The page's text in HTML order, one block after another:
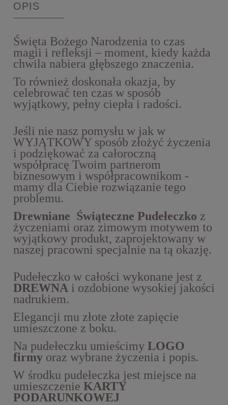
OPIS
Święta Bożego Narodzenia to czas
magii i refleksji – moment, kiedy każda
chwila nabiera głębszego znaczenia.
To również doskonała okazja, by
celebrować ten czas w sposób
wyjątkowy, pełny ciepła i radości.
Jeśli nie nasz pomysłu w jak w
WYJĄTKOWY sposób złożyć życzenia
i podziękować za całoroczną
współpracę Twoim partnerom
biznesowym i współpracownikom -
mamy dla Ciebie rozwiązanie tego
problemu.
Drewniane Świąteczne Pudełeczko z
życzeniami oraz zimowym motywem to
wyjątkowy produkt, zaprojektowany w
naszej pracowni specjalnie na tą okazję.
Pudełeczko w całości wykonane jest z
DREWNA i ozdobione wysokiej jakości
nadrukiem.
Elegancji mu złote złote zapięcie
umieszczone z boku.
Na pudełeczku umieścimy LOGO
firmy oraz wybrane życzenia i popis.
W środku pudełeczka jest miejsce na
umieszczenie KARTY
PODARUNKOWEJ